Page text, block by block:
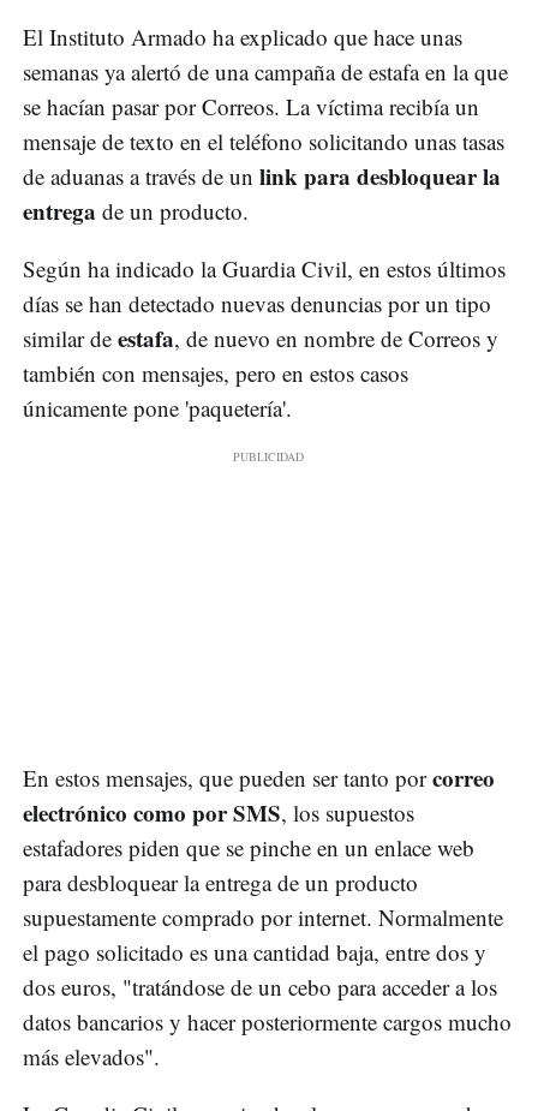
El Instituto Armado ha explicado que hace unas
semanas ya alertó de una campaña de estafa en la que
se hacían pasar por Correos. La víctima recibía un
mensaje de texto en el teléfono solicitando unas tasas
de aduanas a través de un link para desbloquear la
entrega de un producto.
Según ha indicado la Guardia Civil, en estos últimos
días se han detectado nuevas denuncias por un tipo
similar de estafa, de nuevo en nombre de Correos y
también con mensajes, pero en estos casos
únicamente pone 'paquetería'.
En estos mensajes, que pueden ser tanto porcorreo
electrónico como por SMS, los supuestos
estafadores piden que se pinche en un enlace web
para desbloquear la entrega de un producto
supuestamente comprado por internet. Normalmente
el pago solicitado es una cantidad baja, entre dos y
dos euros, "tratándose de un cebo para acceder a los
datos bancarios y hacer posteriormente cargos mucho
más elevados".